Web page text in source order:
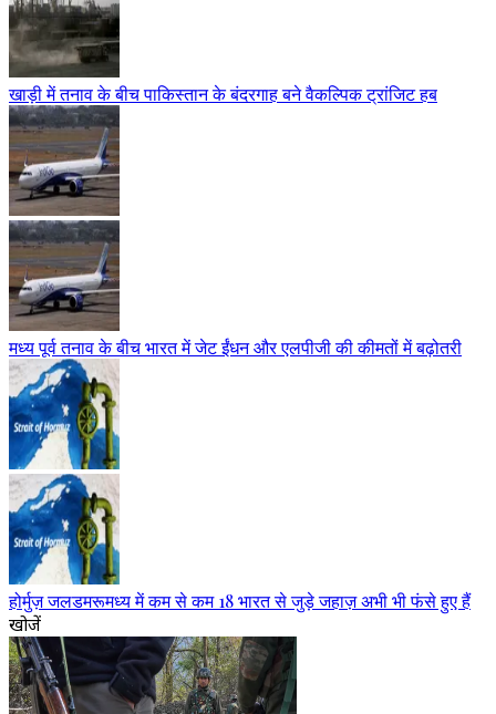
खाड़ी में तनाव के बीच पाकिस्तान के बंदरगाह बने वैकल्पिक ट्रांजिट हब
मध्य पूर्व तनाव के बीच भारत में जेट ईंधन और एलपीजी की कीमतों में बढ़ोतरी
होर्मुज़ जलडमरूमध्य में कम से कम 18 भारत से जुड़े जहाज़ अभी भी फंसे हुए हैं
खोजें